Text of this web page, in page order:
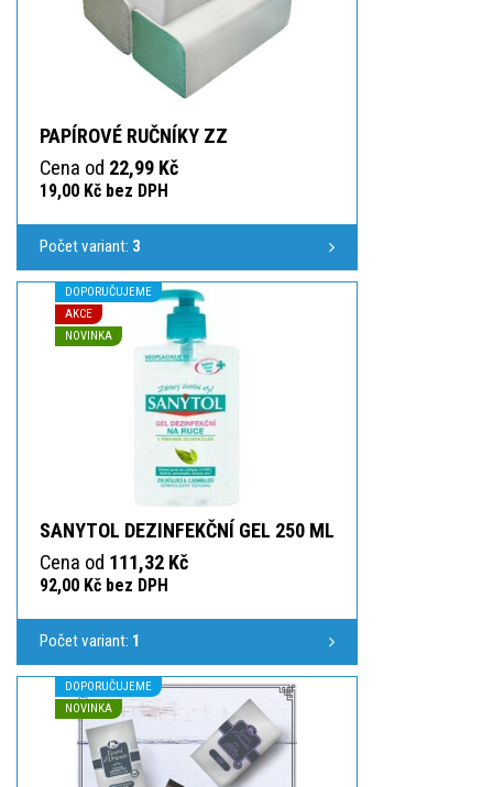
PAPÍROVÉ RUČNÍKY ZZ
Cena od 22,99 Kč
19,00 Kč bez DPH
Počet variant: 3
DOPORUČUJEME
AKCE
NOVINKA
SANYTOL DEZINFEKČNÍ GEL 250 ML
Cena od 111,32 Kč
92,00 Kč bez DPH
Počet variant: 1
DOPORUČUJEME
NOVINKA